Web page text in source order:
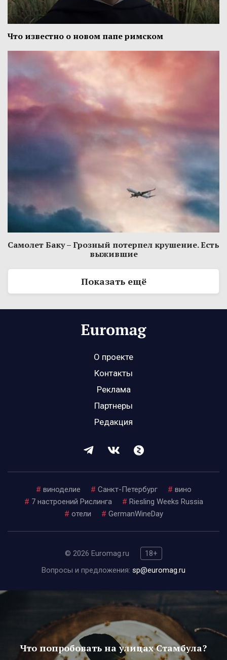
Что известно о новом папе римском
Самолет Баку – Грозный потерпел крушение. Есть
выжившие
Показать ещё
О проекте
Контакты
Реклама
Партнеры
Редакция
# виноделие # Санкт-Петербург # вино
# 7 настроений Рислинга # Riesling Weeks Russia
# отели # GermanWineDay
© 2026 Euromag.ru
18+
Вопросы и предложения: sp@euromag.ru
Что попробовать на улицах Стамбула?